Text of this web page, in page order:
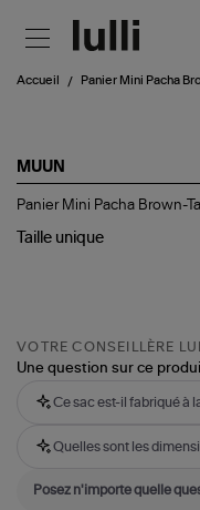
Accueil Panier Mini Pacha
MUUN
Panier
Pacha
Panier Mini Pacha Brown-
Taille unique
VOTRE CONSEILLÈRE
Une question sur ce
Ce sac est-il fabriqué à
Quelles sont les